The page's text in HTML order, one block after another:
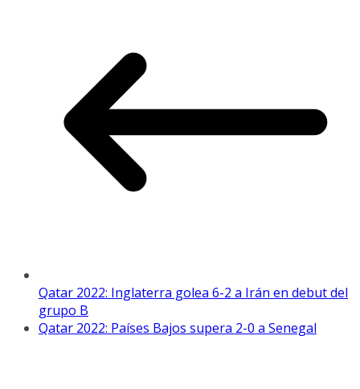
Qatar 2022: Inglaterra golea 6-2 a Irán en debut del
grupo B
Qatar 2022: Países Bajos supera 2-0 a Senegal